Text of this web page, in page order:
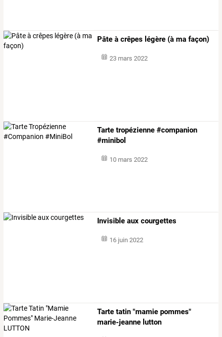
Pâte à crêpes légère (à ma façon)
23 mars 2022
Tarte tropézienne #companion
#minibol
10 mars 2022
Invisible aux courgettes
16 juin 2022
Tarte tatin "mamie pommes"
marie-jeanne lutton